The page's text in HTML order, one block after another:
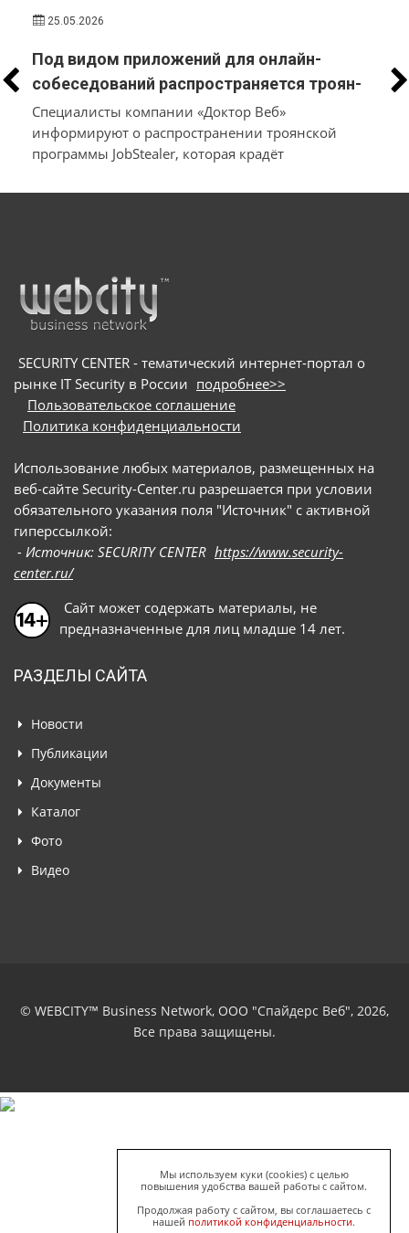
25.05.2026
Под видом приложений для онлайн-
собеседований распространяется троян-
стилер, который вместо трудоустройства
похищает у пользователей macOS и
Windows их данные и денежные средства
Специалисты компании «Доктор Веб»
информируют о распространении троянской
программы JobStealer, которая крадёт
и Windows. Основной целью вредоносного ПО
онлайн-собеседованиями: они направляют
потенциальных жертв на вредоносные сайты и
под видом приложения для видеоконференций
SECURITY CENTER - тематический интернет-портал о
рынке IT Security в России подробнее>>
Пользовательское соглашение
Политика конфиденциальности
Использование любых материалов, размещенных на
веб-сайте Security-Center.ru разрешается при условии
обязательного указания поля "Источник" с активной
гиперссылкой:
- Источник: SECURITY CENTER https://www.security-
center.ru/
Сайт может содержать материалы, не
предназначенные для лиц младше 14 лет.
РАЗДЕЛЫ САЙТА
Новости
Публикации
Документы
Каталог
Фото
Видео
© WEBCITY™ Business Network, ООО "Спайдерс Веб", 2026,
Все права защищены.
Мы используем куки (cookies) с целью
повышения удобства вашей работы с сайтом.
Продолжая работу с сайтом, вы соглашаетесь с
нашей политикой конфиденциальности.